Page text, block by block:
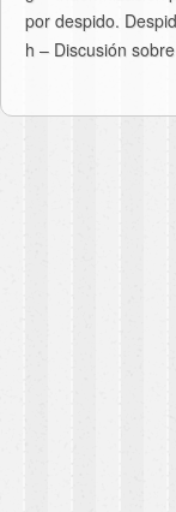
por despido.
h – Discusión